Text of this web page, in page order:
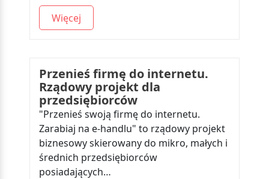
Więcej
Przenieś firmę do internetu.
Rządowy projekt dla
przedsiębiorców
"Przenieś swoją firmę do internetu.
Zarabiaj na e-handlu" to rządowy projekt
biznesowy skierowany do mikro, małych i
średnich przedsiębiorców
posiadających…